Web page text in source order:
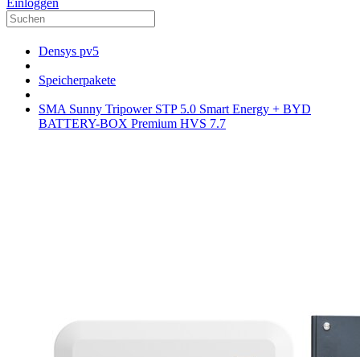
Densys pv5
Speicherpakete
SMA Sunny Tripower STP 5.0 Smart Energy + BYD
BATTERY-BOX Premium HVS 7.7